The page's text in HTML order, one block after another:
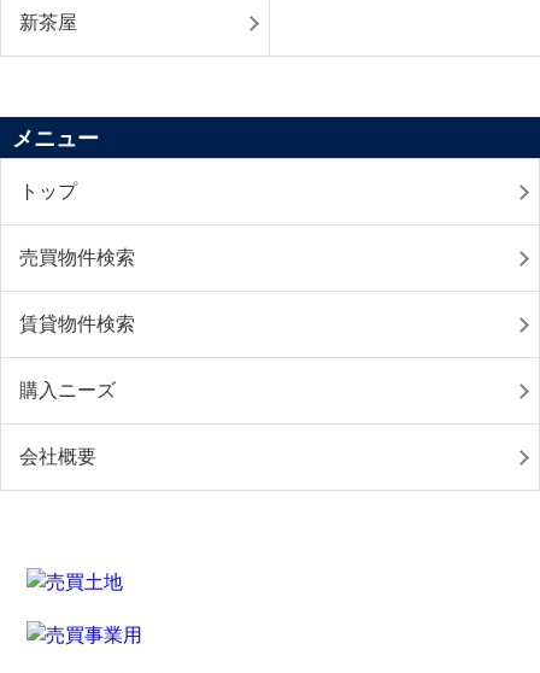
新茶屋
メニュー
トップ
売買物件検索
賃貸物件検索
購入ニーズ
会社概要